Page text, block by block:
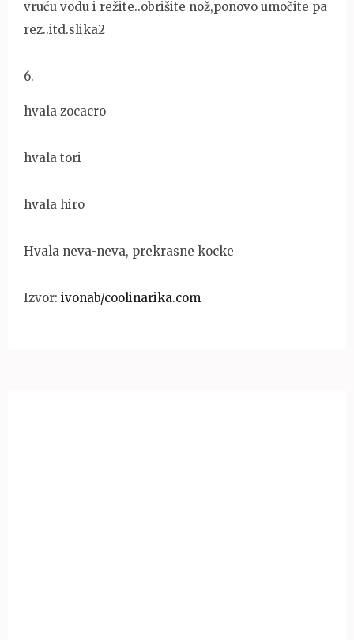
vruću vodu i režite..obrišite nož,ponovo umočite pa
rez..itd.slika2
6.
hvala zocacro
hvala tori
hvala hiro
Hvala neva-neva, prekrasne kocke
Izvor: ivonab/coolinarika.com